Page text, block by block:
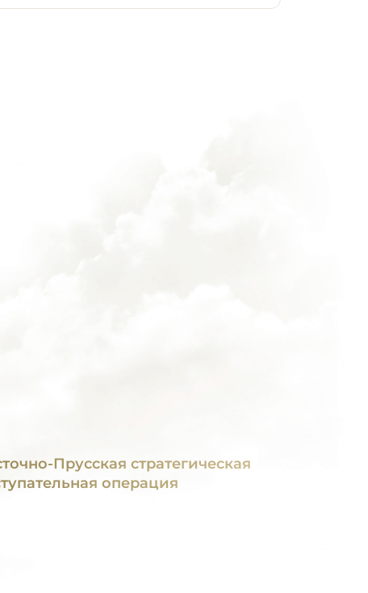
Прусская стратегическая
операция